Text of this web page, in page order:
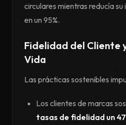
circulares mientras reducía
en un 95%.
Fidelidad del Cliente
Vida
Las prácticas sostenibles
Los clientes de marcas
tasas de fidelidad un